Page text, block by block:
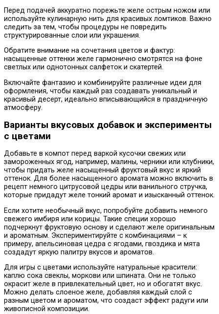
Перед подачей аккуратно порежьте желе острым ножом или
используйте кулинарную нить для красивых ломтиков. Важно
следить за тем, чтобы процедуры не повредить
структурированные слои или украшения.
Обратите внимание на сочетания цветов и фактур:
насыщенные оттенки желе гармонично смотрятся на фоне
светлых или однотонных салфеток и скатертей.
Включайте фантазию и комбинируйте различные идеи для
оформления, чтобы каждый раз создавать уникальный и
красивый десерт, идеально вписывающийся в праздничную
атмосферу.
Варианты вкусовых добавок и эксперименты
с цветами
Добавьте в компот перед варкой кусочки свежих или
замороженных ягод, например, малины, черники или клубники,
чтобы придать желе насыщенный фруктовый вкус и яркий
оттенок. Для более насыщенного аромата можно включить в
рецепт немного цитрусовой цедры или ванильного стручка,
которые придадут желе тонкий аромат и изысканный оттенок.
Если хотите необычный вкус, попробуйте добавить немного
свежего имбиря или корицы. Такие специи хорошо
подчеркнут фруктовую основу и сделают желе оригинальным
и ароматным. Экспериментируйте с комбинациями – к
примеру, апельсиновая цедра с ягодами, гвоздика и мята
создадут яркую палитру вкусов и ароматов.
Для игры с цветами используйте натуральные красители:
каплю сока свеклы, моркови или шпината. Они не только
окрасит желе в привлекательный цвет, но и обогатят вкус.
Можно делать слоеное желе, добавляя каждый слой с
разным цветом и ароматом, что создаст эффект радуги или
живописной композиции.